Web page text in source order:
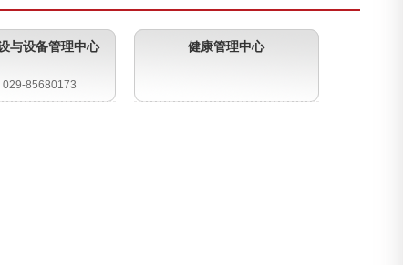
与设备管理中心
029-85680173
健康管理中心